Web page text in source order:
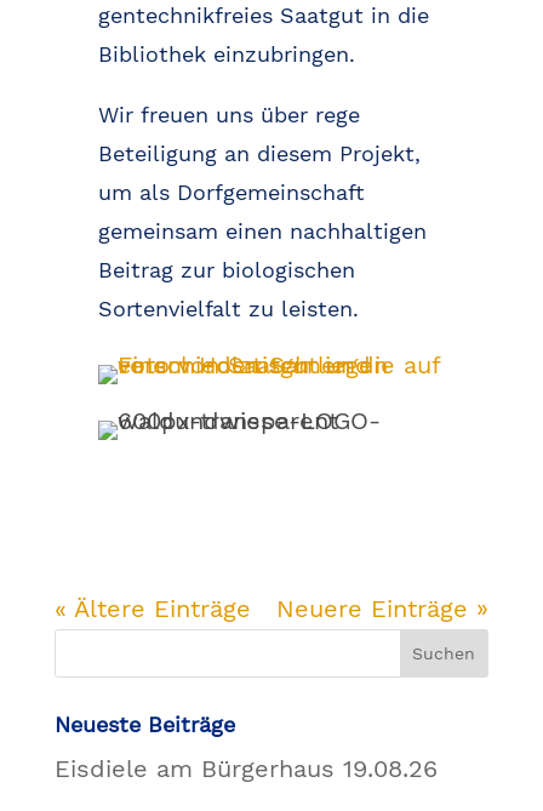
gentechnikfreies Saatgut in die
Bibliothek einzubringen.
Wir freuen uns über rege
Beteiligung an diesem Projekt,
um als Dorfgemeinschaft
gemeinsam einen nachhaltigen
Beitrag zur biologischen
Sortenvielfalt zu leisten.
« Ältere Einträge Neuere Einträge »
Neueste Beiträge
Eisdiele am Bürgerhaus 19.08.26